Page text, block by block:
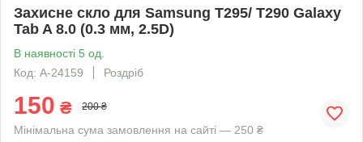
Захисне скло для Samsung T295/ T290 Galaxy
Tab A 8.0 (0.3 мм, 2.5D)
В наявності 5 од.
Код: A-24159
Роздріб
150 ₴ 200 ₴
Мінімальна сума замовлення на сайті — 250 ₴